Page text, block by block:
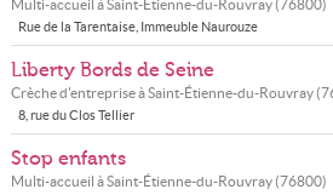
Multi-accueil àSaint-Étienne-du-Rouvray(76800)
Rue de la Tarentaise, Immeuble Naurouze
Liberty Bords de Seine
Crèche d'entreprise àSaint-Étienne-du-Rouvray(
8, rue du Clos Tellier
Stop enfants
Multi-accueil àSaint-Étienne-du-Rouvray(76800)